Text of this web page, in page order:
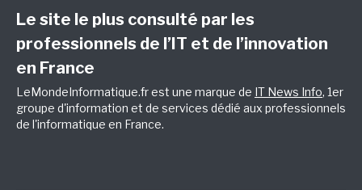
Le site le plus consulté par les
professionnels de l’IT et de l’innovation
en France
LeMondeInformatique.fr est une marque de IT News Info, 1er
groupe d'information et de services dédié aux professionnels
de l'informatique en France.